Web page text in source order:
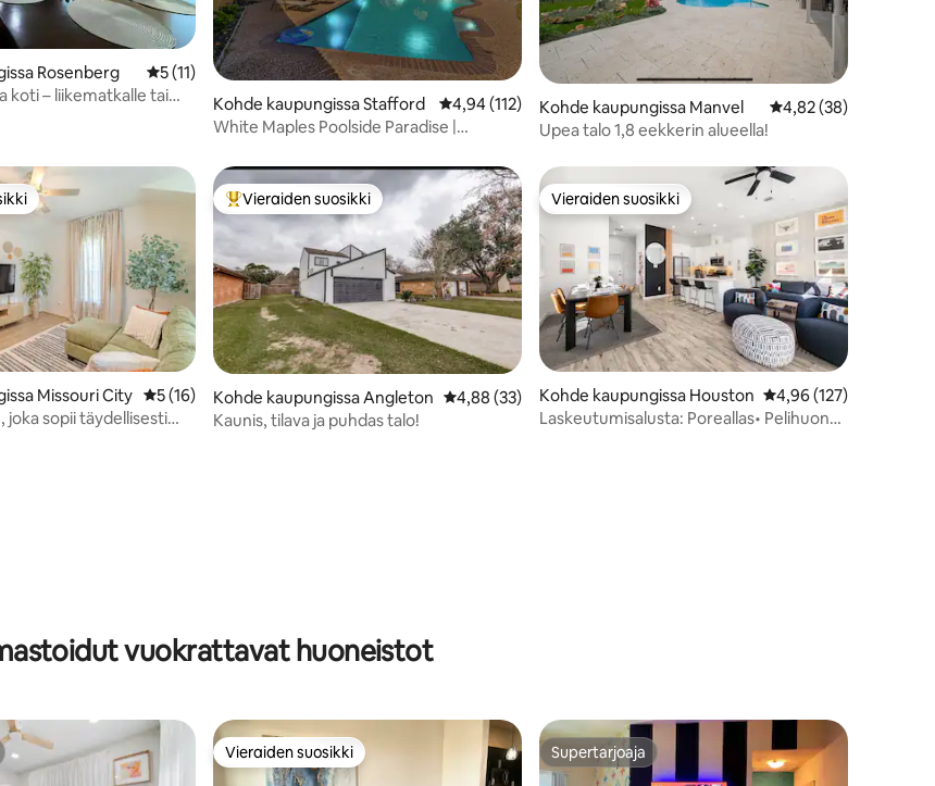
71 arvostelua
Rosenberg Keskimääräinen arvio 5/5, 11 arvostelua
5 (11)
koti – liikematkalle tai
Kohde kaupungissa Stafford Keskimääräinen arvio 4,94/5, 112 arvostelua
4,94 (112)
White Maples Poolside Paradise |
Kohde kaupungissa Manvel Keskimääräinen
4,82 (38)
Upea talo 1,8 eekkerin alueella!
arvostelua
Missouri City Keskimääräinen arvio 5/5, 16 arvostelua
5 (16)
joka sopii täydellisesti
Vieraiden suosikkien parhaimmistoa
Vieraiden suosikki
Kohde kaupungissa Angleton Keskimääräinen arvio 4,88/5, 33 arvostelua
4,88 (33)
Kaunis, tilava ja puhdas talo!
Vieraiden suosikki
Vieraiden suosikki
Kohde kaupungissa Houston Keskimääräinen arvio
4,96 (127)
Laskeutumisalusta: Poreallas• Pelihuone•
vuokrattavat huoneistot
Vieraiden suosikki
Vieraiden suosikki Supertarjoaja
Supertarjoaja